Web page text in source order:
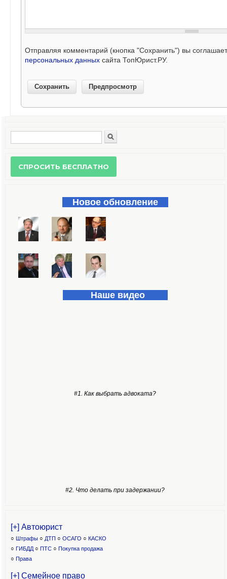
Отправляя комментарий (кнопка "Сохранить") вы
персональных данных сайта ТопЮрист.РУ.
Форма поиска
Новое обновление
Наше видео
#1. Как выбрать адвоката?
#2. Что делать при задержании?
[+] Автоюрист
○ Штрафы ○ ДТП ○ ОСАГО ○ КАСКО
○ ГИБДД ○ ПТС ○ Покупка продажа
○ Права
[+] Семейное право